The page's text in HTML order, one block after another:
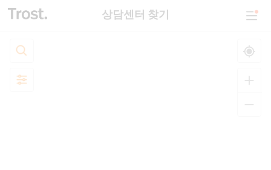
상담센터 찾기